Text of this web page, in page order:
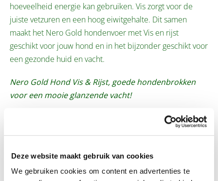
Deze website maakt gebruik van cookies
We gebruiken cookies om content en advertenties te
hoeveelheid energie kan gebruiken. Vis zorgt voor de
juiste vetzuren en een hoog eiwitgehalte. Dit samen
maakt het Nero Gold hondenvoer met Vis en rijst
geschikt voor jouw hond en in het bijzonder geschikt voor
een gezonde huid en vacht.
Nero Gold Hond Vis & Rijst, goede hondenbrokken
voor een mooie glanzende vacht!
Voordelen
Samenstelling en voedingswaarde